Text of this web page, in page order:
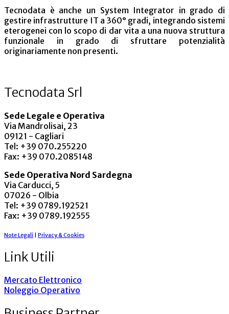
Tecnodata è anche un System Integrator in grado di
gestire infrastrutture IT a 360° gradi, integrando sistemi
eterogenei con lo scopo di dar vita a una nuova struttura
funzionale in grado di sfruttare potenzialità
originariamente non presenti.
Tecnodata Srl
Sede Legale e Operativa
Via Mandrolisai, 23
09121 - Cagliari
Tel: +39 070.255220
Fax: +39 070.2085148
Sede Operativa Nord Sardegna
Via Carducci, 5
07026 - Olbia
Tel: +39 0789.192521
Fax: +39 0789.192555
Note Legali Privacy & Cookies
Link Utili
Mercato Elettronico
Noleggio Operativo